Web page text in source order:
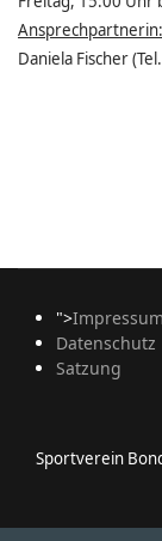
Ansprechpartnerin:
Daniela Fischer
">Impressum
Datenschutz
Satzung
Sportverein